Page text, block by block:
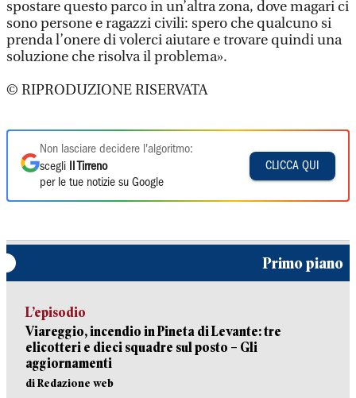
spostare questo parco in un’altra zona, dove magari ci
sono persone e ragazzi civili: spero che qualcuno si
prenda l’onere di volerci aiutare e trovare quindi una
soluzione che risolva il problema».
© RIPRODUZIONE RISERVATA
Non lasciare decidere l'algoritmo:
scegli
Il Tirreno
per le tue notizie su Google
CLICCA QUI
Primo piano
L’episodio
Viareggio, incendio in Pineta di Levante: tre
elicotteri e dieci squadre sul posto – Gli
aggiornamenti
di Redazione web